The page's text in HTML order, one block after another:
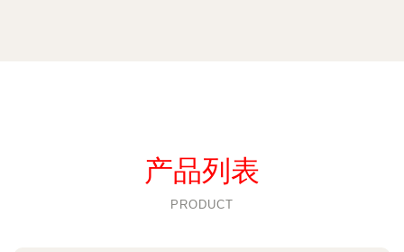
产品列表
PRODUCT